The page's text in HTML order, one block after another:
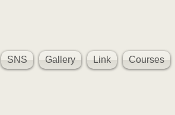
SNS Gallery Link Courses